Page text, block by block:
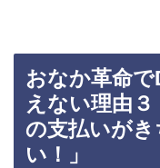
おなか革命
えない理由
の支払いが
い！」